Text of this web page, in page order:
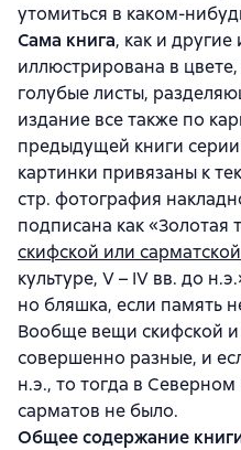
утомиться в каком-
Сама книга, как и
иллюстрирована в
голубые листы,
издание все также по
предыдущей книги
картинки привязаны к
стр. фотография
подписана как
скифской или сарматской
культуре, V – IV вв. до
но бляшка, если память
Вообще вещи скифской и
совершенно разные, и
н.э., то тогда в
сарматов не было.
Общее содержание